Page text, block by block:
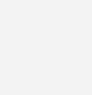
Ihr Partner für